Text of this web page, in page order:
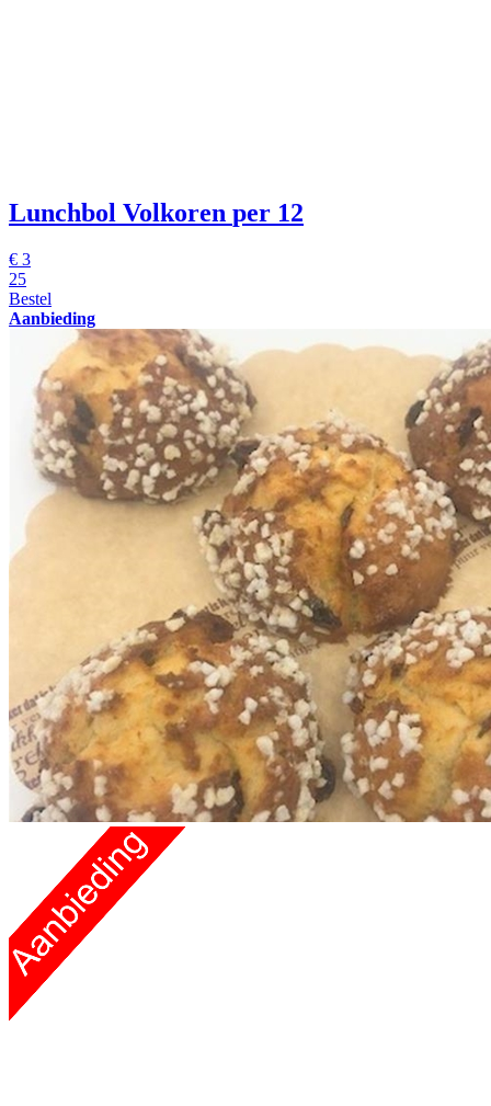
Lunchbol Volkoren per 12
€ 3
25
Bestel
Aanbieding